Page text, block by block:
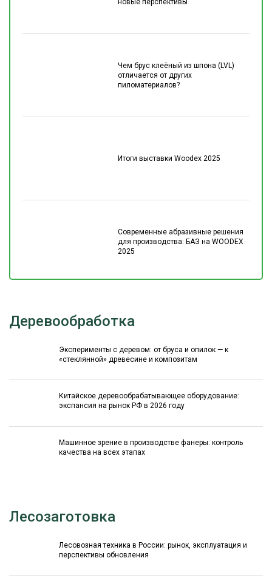
новые перспективы
Чем брус клеёный из шпона (LVL)
отличается от других
пиломатериалов?
Итоги выставки Woodex 2025
Современные абразивные решения
для производства: БАЗ на WOODEX
2025
Деревообработка
Эксперименты с деревом: от бруса и опилок — к
«стеклянной» древесине и композитам
Китайское деревообрабатывающее оборудование:
экспансия на рынок РФ в 2026 году
Машинное зрение в производстве фанеры: контроль
качества на всех этапах
Лесозаготовка
Лесовозная техника в России: рынок, эксплуатация и
перспективы обновления